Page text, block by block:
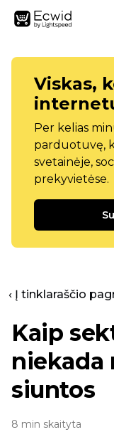
Viskas,
Per kelias
parduotuvę,
svetainėje,
prekyvietėse.
‹ Į tinklaraščio
Kaip
niekada
siuntos
8 min skaityta